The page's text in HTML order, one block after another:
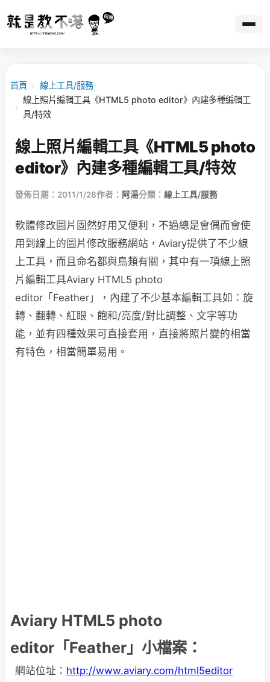
首頁 › 線上工具/服務
›
線上照片編輯工具《HTML5 photo editor》內建多種編輯工
具/特效
線上照片編輯工具《HTML5 photo
editor》內建多種編輯工具/特效
發佈日期：2011/1/28作者： 阿湯分類： 線上工具/服務
軟體修改圖片固然好用又便利，不過總是會偶而會使
用到線上的圖片修改服務網站，Aviary提供了不少線
上工具，而且命名都與鳥類有關，其中有一項線上照
片編輯工具Aviary HTML5 photo
editor「Feather」，內建了不少基本編輯工具如：旋
轉、翻轉、紅眼、飽和/亮度/對比調整、文字等功
能，並有四種效果可直接套用，直接將照片變的相當
有特色，相當簡單易用。
Aviary HTML5 photo
editor「Feather」小檔案：
網站位址： http://www.aviary.com/html5editor